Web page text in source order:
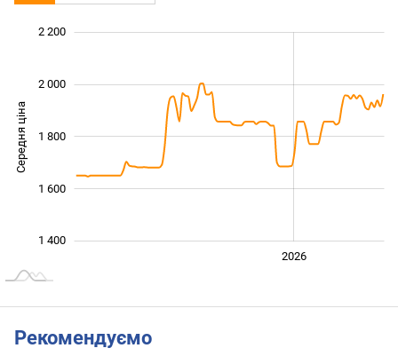
Середня ціна 1 400
1 400
1 600
1 800
2 000
2 200
2026
Рекомендуємо